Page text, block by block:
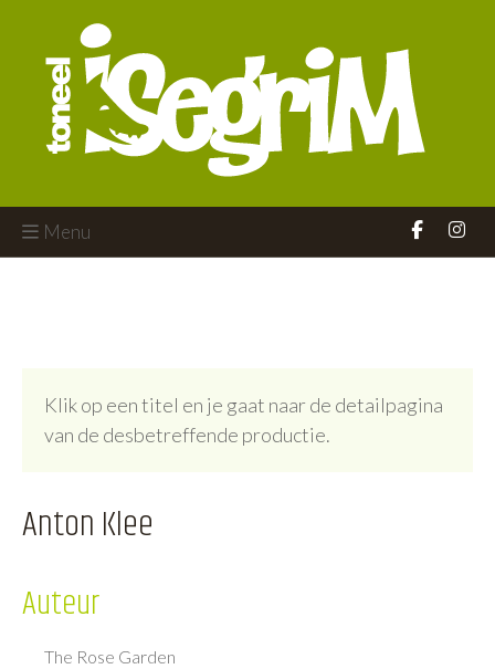
Menu
Klik op een titel en je gaat naar de detailpagina
van de desbetreffende productie.
Anton Klee
Auteur
The Rose Garden